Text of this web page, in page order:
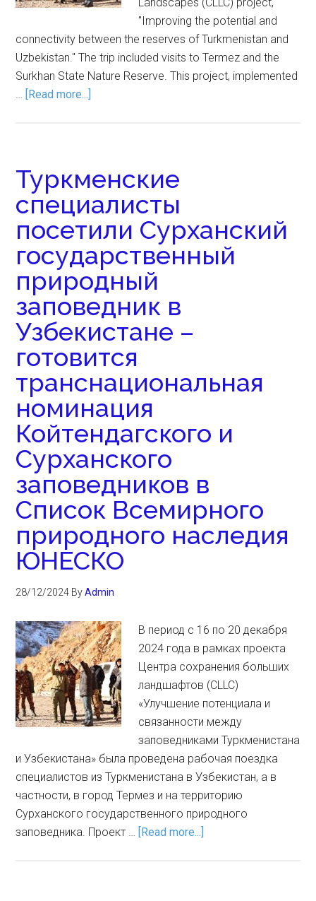
"Improving the potential and
connectivity between the reserves of Turkmenistan and
Uzbekistan." The trip included visits to Termez and the
Surkhan State Nature Reserve. This project, implemented
… [Read more...]
Туркменские
специалисты
посетили Сурханский
государственный
природный
заповедник в
Узбекистане –
готовится
транснациональная
номинация
Койтендагского и
Сурханского
заповедников в
Список Всемирного
природного наследия
ЮНЕСКО
28/12/2024 ByAdmin
В период с 16 по 20 декабря
2024 года в рамках проекта
Центра сохранения больших
ландшафтов (CLLC)
«Улучшение потенциала и
связанности между
заповедниками Туркменистана
и Узбекистана» была проведена рабочая поездка
специалистов из Туркменистана в Узбекистан, а в
частности, в город Термез и на территорию
Сурханского государственного природного
заповедника. Проект … [Read more...]